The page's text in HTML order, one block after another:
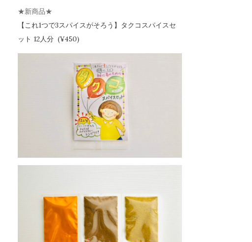
★新商品★
【これ1つで3スパイスがそろう】
タクコスパイスセ
ット 12人分 (¥450)